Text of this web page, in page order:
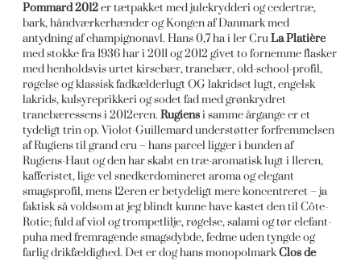
Pommard 2012er tætpakket med julekrydderi og cedertræ,
bark, håndværkerhænder og Kongen af Danmark med
antydning af champignonavl. Hans 0,7 ha i 1er CruLa Platière
med stokke fra 1936 har i 2011 og 2012 givet to fornemme flasker
med henholdsvis urtet kirsebær, tranebær, old-school-profil,
røgelse og klassisk fadkælderlugt OG lakridset lugt, engelsk
lakrids, kulsyreprikkeri og sodet fad med grønkrydret
tranebæressens i 2012eren.Rugiensi samme årgange er et
tydeligt trin op. Violot-Guillemard understøtter forfremmelsen
af Rugiens til grand cru – hans parcel ligger i bunden af
Rugiens-Haut og den har skabt en træ-aromatisk lugt i 11eren,
kafferistet, lige vel snedkerdomineret aroma og elegant
smagsprofil, mens 12eren er betydeligt mere koncentreret – ja
faktisk så voldsom at jeg blindt kunne have kastet den til Côte-
Rotie; fuld af viol og trompetlilje, røgelse, salami og tør elefant-
puha med fremragende smagsdybde, fedme uden tyngde og
farlig drikfældighed. Det er dog hans monopolmarkClos de